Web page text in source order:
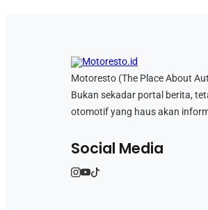
Motoresto (The Place About
Bukan sekadar portal berita,
otomotif yang haus akan
Social Media